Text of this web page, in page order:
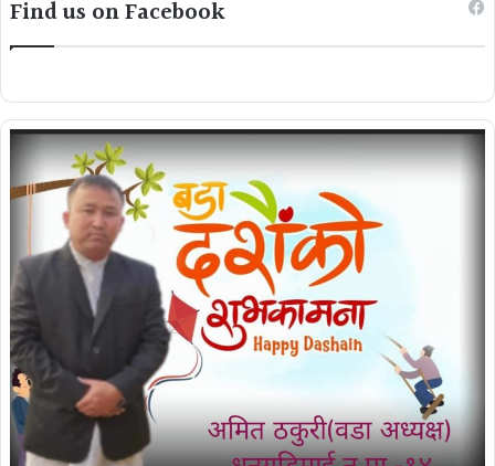
Find us on Facebook